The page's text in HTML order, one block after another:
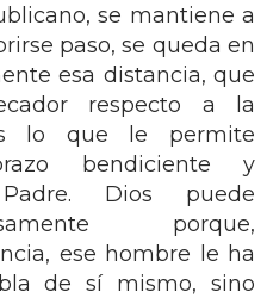
se mantiene a
paso, se queda en
esa distancia, que
respecto a la
lo que le permite
bendiciente y
Dios puede
porque,
ese hombre le ha
de sí mismo, sino